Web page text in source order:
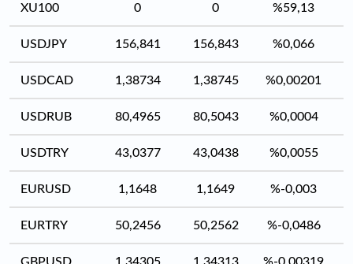
XU100 0 0 %59,13
USDJPY 156,841 156,843 %0,066
USDCAD 1,38734 1,38745 %0,00201
USDRUB 80,4965 80,5043 %0,0004
USDTRY 43,0377 43,0438 %0,0055
EURUSD 1,1648 1,1649 %-0,003
EURTRY 50,2456 50,2562 %-0,0486